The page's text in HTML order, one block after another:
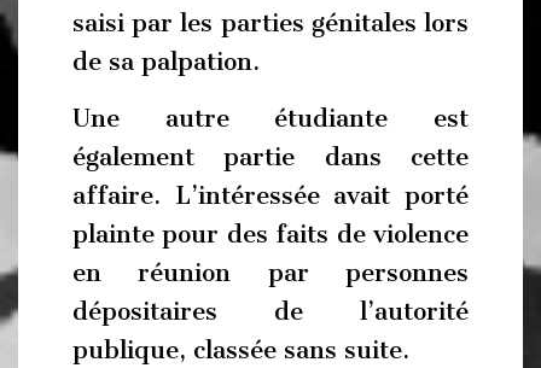
saisi par les parties génitales lors
de sa palpation.
Une autre étudiante est
également partie dans cette
affaire. L’intéressée avait porté
plainte pour des faits de violence
en réunion par personnes
dépositaires de l’autorité
publique, classée sans suite.